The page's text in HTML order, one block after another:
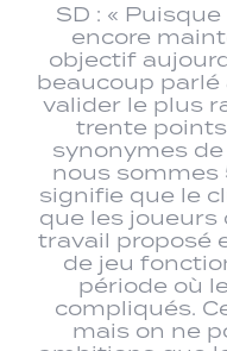
SD : «
encore
objectif
beaucoup parlé
valider le plus
trente
synonymes de
nous sommes
signifie que le
que les joueurs
travail proposé
de jeu
période où
compliqués.
mais on ne